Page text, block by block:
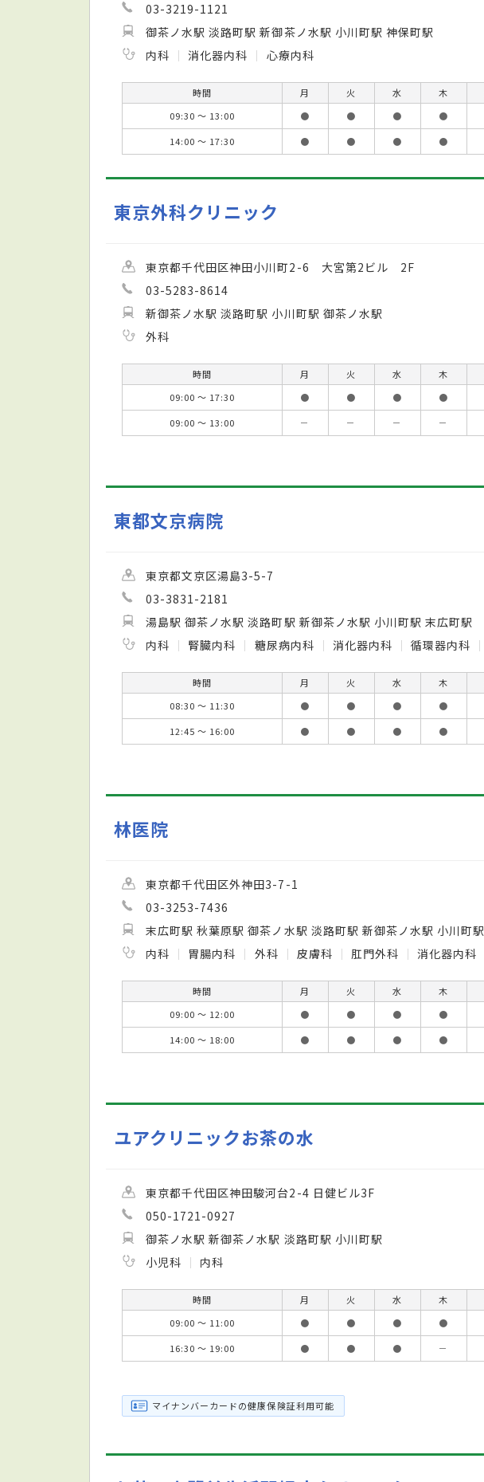
03-3219-1121
御茶ノ水駅 淡路町駅 新御茶ノ水駅 小川町駅 神保町駅
内科
消化器内科 心療内科
時間 月 火 水 木
09:30 ～ 13:00
● ● ● ●
14:00 ～ 17:30
● ● ● ●
東京外科クリニック
東京都千代田区神田小川町2-6 大宮第2ビル 2F
03-5283-8614
新御茶ノ水駅 淡路町駅 小川町駅 御茶ノ水駅
外科
時間 月 火 水 木
09:00 ～ 17:30
● ● ● ●
09:00 ～ 13:00
－ － － －
東都文京病院
東京都文京区湯島3-5-7
03-3831-2181
湯島駅 御茶ノ水駅 淡路町駅 新御茶ノ水駅 小川町駅 末広町駅
内科
腎臓内科 糖尿病内科 消化器内科 循環器内科
時間 月 火 水 木
08:30 ～ 11:30
● ● ● ●
12:45 ～ 16:00
● ● ● ●
林医院
東京都千代田区外神田3-7-1
03-3253-7436
末広町駅 秋葉原駅 御茶ノ水駅 淡路町駅 新御茶ノ水駅 小川町駅
内科
胃腸内科 外科 皮膚科 肛門外科 消化器内科
時間 月 火 水 木
09:00 ～ 12:00
● ● ● ●
14:00 ～ 18:00
● ● ● ●
ユアクリニックお茶の水
東京都千代田区神田駿河台2-4 日健ビル3F
050-1721-0927
御茶ノ水駅 新御茶ノ水駅 淡路町駅 小川町駅
小児科
内科
時間 月 火 水 木
09:00 ～ 11:00
● ● ● ●
16:30 ～ 19:00
● ● ● －
マイナンバーカードの健康保険証利用可能